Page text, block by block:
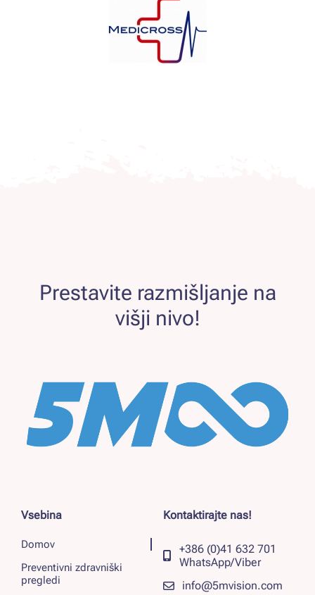
Prestavite razmišljanje na
višji nivo!
Vsebina
Domov
Preventivni zdravniški
pregledi
Kontaktirajte nas!
+386 (0)41 632 701
WhatsApp/Viber
info@5mvision.com